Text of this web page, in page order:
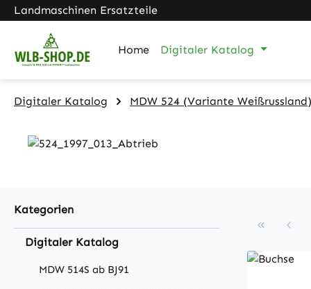
Hauptinhalt springen
Zur Suche springen
Zur Hauptnavigation springen
Landmaschinen Ersatzteile
Home Digitaler Katalog
Digitaler Katalog MDW 524 (Variante Weißrussland)
Kategorien
Digitaler Katalog
MDW 514S ab BJ91